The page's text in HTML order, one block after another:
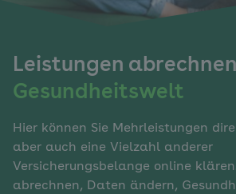
Leistungen
Gesundheitswelt
Hier können Sie Mehrleistungen
aber auch eine Vielzahl anderer
Versicherungsbelange online
abrechnen, Daten ändern,